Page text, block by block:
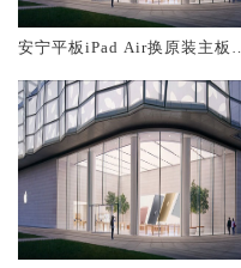
安宁平板iPad Air换原装主板维